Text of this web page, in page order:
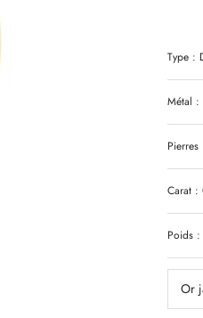
Type :
Métal :
Carat :
Poids :
Or